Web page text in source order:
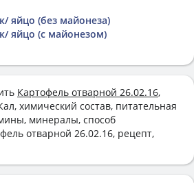
яйцо (без майонеза)
яйцо (с майонезом)
Картофель отварной 26.02.16,
химический состав, питательная
минералы, способ
отварной 26.02.16, рецепт,